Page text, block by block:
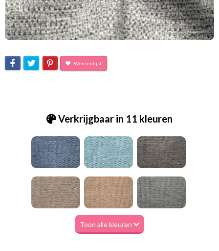
Wensenlijst
Verkrijgbaar in 11 kleuren
Toon alle kleuren